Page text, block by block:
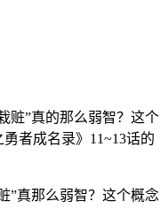
赃”真的那么弱智？这个
者成名录》11~13话的